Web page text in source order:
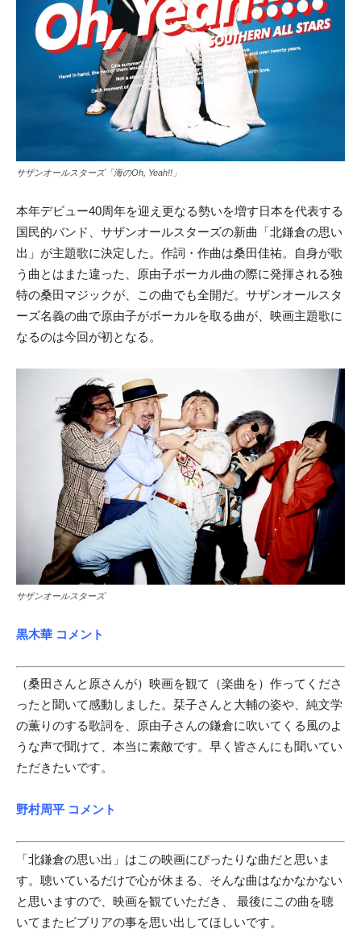
サザンオールスターズ「海のOh, Yeah!!」
本年デビュー40周年を迎え更なる勢いを増す日本を代表する
国民的バンド、サザンオールスターズの新曲「北鎌倉の思い
出」が主題歌に決定した。作詞・作曲は桑田佳祐。自身が歌
う曲とはまた違った、原由子ボーカル曲の際に発揮される独
特の桑田マジックが、この曲でも全開だ。サザンオールスタ
ーズ名義の曲で原由子がボーカルを取る曲が、映画主題歌に
なるのは今回が初となる。
サザンオールスターズ
黒木華 コメント
（桑田さんと原さんが）映画を観て（楽曲を）作ってくださ
ったと聞いて感動しました。栞子さんと大輔の姿や、純文学
の薫りのする歌詞を、原由子さんの鎌倉に吹いてくる風のよ
うな声で聞けて、本当に素敵です。早く皆さんにも聞いてい
ただきたいです。
野村周平 コメント
「北鎌倉の思い出」はこの映画にぴったりな曲だと思いま
す。聴いているだけで心が休まる、そんな曲はなかなかない
と思いますので、映画を観ていただき、 最後にこの曲を聴
いてまたビブリアの事を思い出してほしいです。